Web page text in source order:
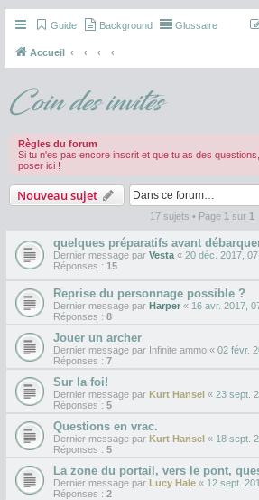
Guide Background Glossaire
Accueil
Coin des invités
Règles du forum
Si tu n'es pas encore inscrit et que tu as des
poser ici !
Nouveau sujet
17 sujets • Page 1 sur 1
quelques préparatifs avant
Dernier message par Vesta « 20 déc. 2017,
Réponses : 15
Reprise du personnage possible ?
Dernier message par Harper « 16 avr. 2017,
Réponses : 8
Jouer un archer
Dernier message par Infinite ammo « 02 févr.
Réponses : 7
Sur la foi!
Dernier message par Kurt Hansel « 23 sept.
Réponses : 5
Questions en vrac.
Dernier message par Kurt Hansel « 18 sept.
Réponses : 5
La zone du portail, vers le pont,
Dernier message par Lucy Hale « 12 sept.
Réponses : 2